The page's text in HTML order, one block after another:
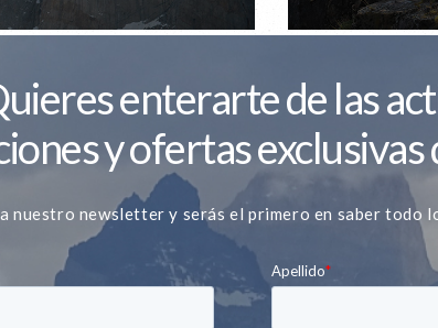
enterarte de las
y ofertas exclusivas
nuestro newsletter y serás el primero en saber todo